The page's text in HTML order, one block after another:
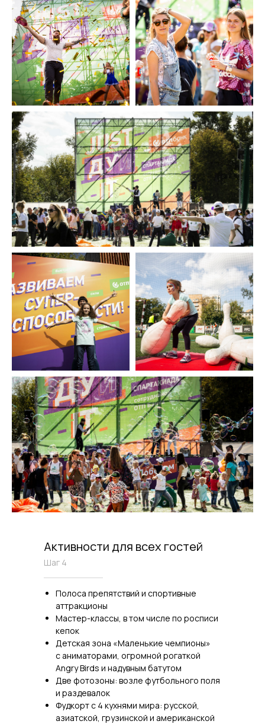
Активности для всех гостей
Шаг 4
Полоса препятствий и спортивные
аттракционы
Мастер-классы, в том числе по росписи
кепок
Детская зона «Маленькие чемпионы»
с аниматорами, огромной рогаткой
Angry Birds и надувным батутом
Две фотозоны: возле футбольного поля
и раздевалок
Фудкорт с 4 кухнями мира: русской,
азиатской, грузинской и американской